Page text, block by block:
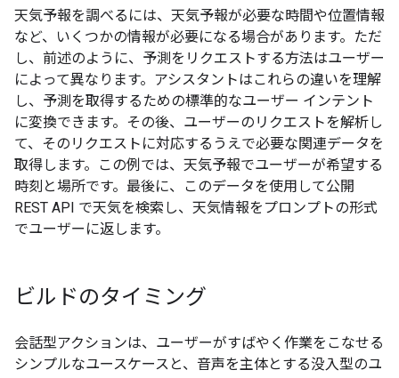
天気予報を調べるには、天気予報が必要な時間や位置情報
など、いくつかの情報が必要になる場合があります。ただ
し、前述のように、予測をリクエストする方法はユーザー
によって異なります。アシスタントはこれらの違いを理解
し、予測を取得するための標準的なユーザー インテント
に変換できます。その後、ユーザーのリクエストを解析し
て、そのリクエストに対応するうえで必要な関連データを
取得します。この例では、天気予報でユーザーが希望する
時刻と場所です。最後に、このデータを使用して公開
REST API で天気を検索し、天気情報をプロンプトの形式
でユーザーに返します。
ビルドのタイミング
会話型アクションは、ユーザーがすばやく作業をこなせる
シンプルなユースケースと、音声を主体とする没入型のユ